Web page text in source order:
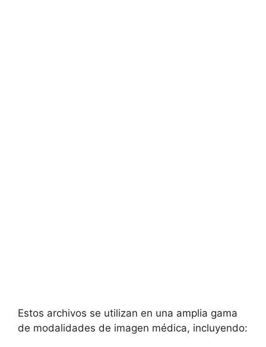
Estos archivos se utilizan en una amplia gama
de modalidades de imagen médica, incluyendo: